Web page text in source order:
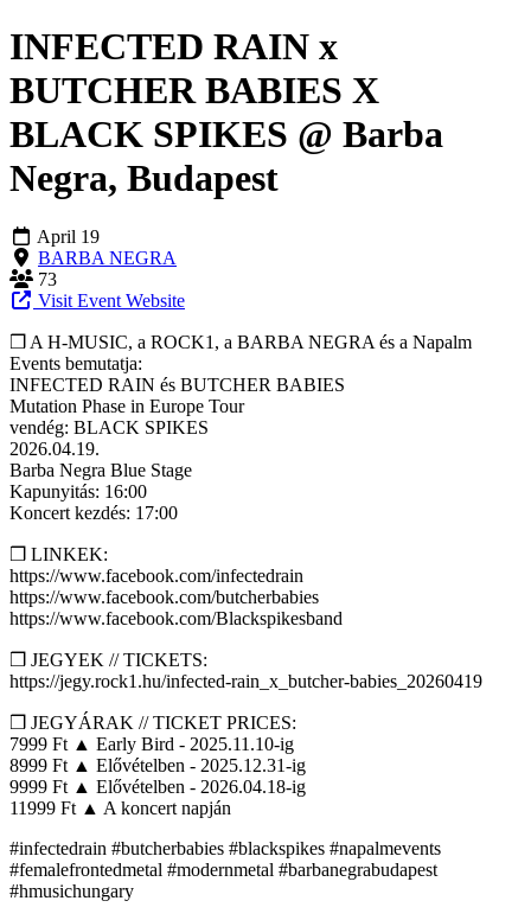
INFECTED RAIN x
BUTCHER BABIES X
BLACK SPIKES @ Barba
Negra, Budapest
April 19
BARBA NEGRA
73
Visit Event Website
❒ A H-MUSIC, a ROCK1, a BARBA NEGRA és a Napalm
Events bemutatja:
INFECTED RAIN és BUTCHER BABIES
Mutation Phase in Europe Tour
vendég: BLACK SPIKES
2026.04.19.
Barba Negra Blue Stage
Kapunyitás: 16:00
Koncert kezdés: 17:00
❒ LINKEK:
https://www.facebook.com/infectedrain
https://www.facebook.com/butcherbabies
https://www.facebook.com/Blackspikesband
❒ JEGYEK // TICKETS:
https://jegy.rock1.hu/infected-rain_x_butcher-babies_20260419
❒ JEGYÁRAK // TICKET PRICES:
7999 Ft ▲ Early Bird - 2025.11.10-ig
8999 Ft ▲ Elővételben - 2025.12.31-ig
9999 Ft ▲ Elővételben - 2026.04.18-ig
11999 Ft ▲ A koncert napján
#infectedrain #butcherbabies #blackspikes #napalmevents
#femalefrontedmetal #modernmetal #barbanegrabudapest
#hmusichungary